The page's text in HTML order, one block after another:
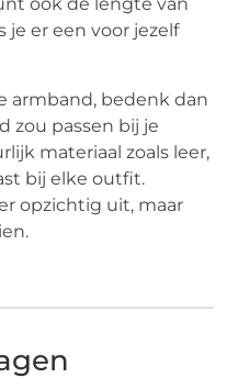
je er een voor jezelf
armband, bedenk dan
zou passen bij je
materiaal zoals leer,
bij elke outfit.
opzichtig uit, maar